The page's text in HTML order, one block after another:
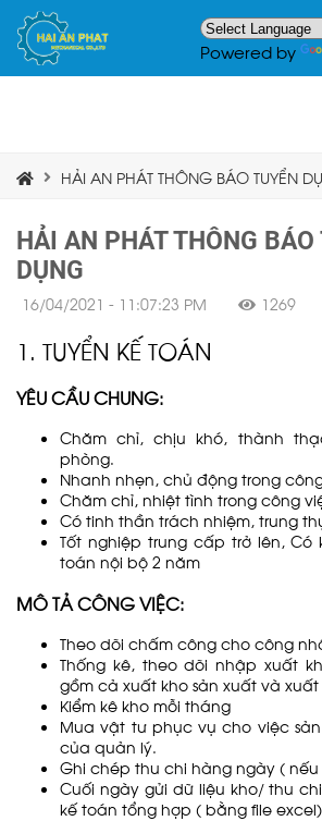
Powered by
HẢI AN PHÁT THÔNG BÁO TUYỂN
HẢI AN PHÁT THÔNG BÁO
DỤNG
16/04/2021 - 11:07:23 PM 1269
1. TUYỂN KẾ TOÁN
YÊU CẦU CHUNG:
Chăm chỉ, chịu khó, thành
phòng.
Nhanh nhẹn, chủ động trong
Chăm chỉ, nhiệt tình trong công
Có tinh thần trách nhiệm, trung
Tốt nghiệp trung cấp trở lên, Có
toán nội bộ 2 năm
MÔ TẢ CÔNG VIỆC:
Theo dõi chấm công cho công
Thống kê, theo dõi nhập xuất
gồm cả xuất kho sản xuất và
Kiểm kê kho mỗi tháng
Mua vật tư phục vụ cho việc
của quản lý.
Ghi chép thu chi hàng ngày (
Cuối ngày gửi dữ liệu kho/ thu
kế toán tổng hợp ( bằng file